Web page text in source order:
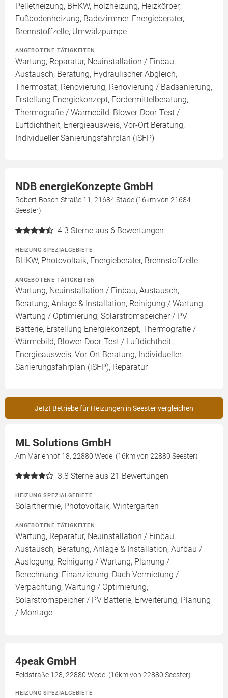
Pelletheizung, BHKW, Holzheizung, Heizkörper,
Fußbodenheizung, Badezimmer, Energieberater,
Brennstoffzelle, Umwälzpumpe
ANGEBOTENE TÄTIGKEITEN
Wartung, Reparatur, Neuinstallation / Einbau,
Austausch, Beratung, Hydraulischer Abgleich,
Thermostat, Renovierung, Renovierung / Badsanierung,
Erstellung Energiekonzept, Fördermittelberatung,
Thermografie / Wärmebild, Blower-Door-Test /
Luftdichtheit, Energieausweis, Vor-Ort Beratung,
Individueller Sanierungsfahrplan (iSFP)
NDB energieKonzepte GmbH
Robert-Bosch-Straße 11, 21684 Stade (16km von 21684
Seester)
4.3 Sterne aus 6 Bewertungen
HEIZUNG SPEZIALGEBIETE
BHKW, Photovoltaik, Energieberater, Brennstoffzelle
ANGEBOTENE TÄTIGKEITEN
Wartung, Neuinstallation / Einbau, Austausch,
Beratung, Anlage & Installation, Reinigung / Wartung,
Wartung / Optimierung, Solarstromspeicher / PV
Batterie, Erstellung Energiekonzept, Thermografie /
Wärmebild, Blower-Door-Test / Luftdichtheit,
Energieausweis, Vor-Ort Beratung, Individueller
Sanierungsfahrplan (iSFP), Reparatur
Jetzt Betriebe für Heizungen in Seester vergleichen
ML Solutions GmbH
Am Marienhof 18, 22880 Wedel (16km von 22880 Seester)
3.8 Sterne aus 21 Bewertungen
HEIZUNG SPEZIALGEBIETE
Solarthermie, Photovoltaik, Wintergarten
ANGEBOTENE TÄTIGKEITEN
Wartung, Reparatur, Neuinstallation / Einbau,
Austausch, Beratung, Anlage & Installation, Aufbau /
Auslegung, Reinigung / Wartung, Planung /
Berechnung, Finanzierung, Dach Vermietung /
Verpachtung, Wartung / Optimierung,
Solarstromspeicher / PV Batterie, Erweiterung, Planung
/ Montage
4peak GmbH
Feldstraße 128, 22880 Wedel (16km von 22880 Seester)
HEIZUNG SPEZIALGEBIETE